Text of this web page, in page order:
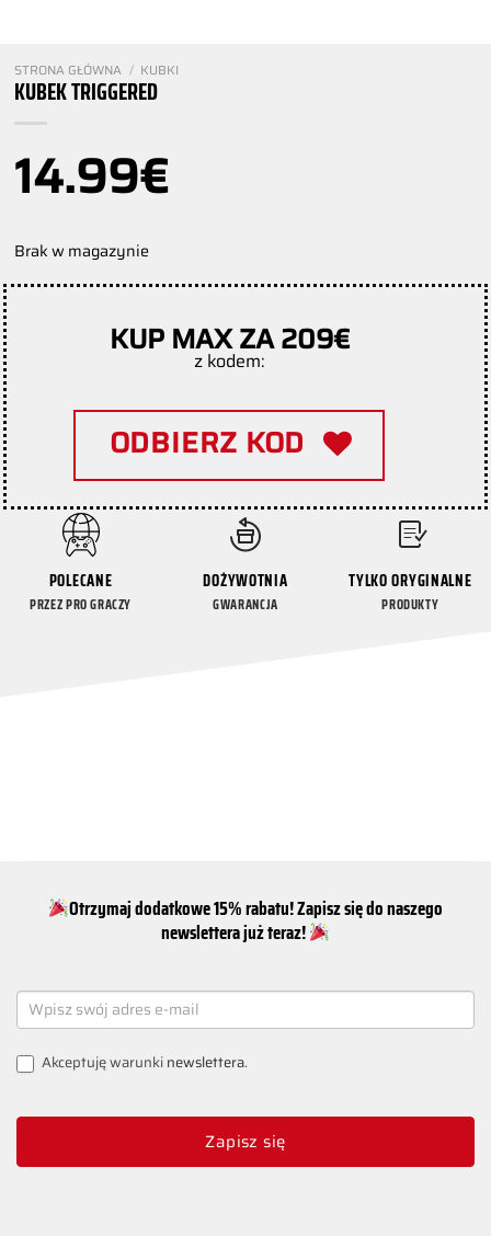
STRONA GŁÓWNA / KUBKI
KUBEK TRIGGERED
14.99€
Brak w magazynie
KUP MAX ZA 209€
z kodem:
ODBIERZ KOD
POLECANE
PRZEZ PRO GRACZY
DOŻYWOTNIA
GWARANCJA
TYLKO ORYGINALNE
PRODUKTY
Otrzymaj dodatkowe 15% rabatu! Zapisz się do naszego
newslettera już teraz!
NEWSLETTER
SIGNUP
Akceptuję warunkinewslettera.
Zapisz się